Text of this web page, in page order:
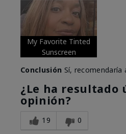
My Favorite Tinted
Sunscreen
Conclusión Sí, recomendaría
¿Le ha resultado
opinión?
19 0